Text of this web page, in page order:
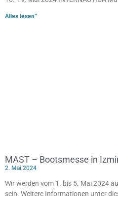
Alles lesen“
MAST – Bootsmesse in
2. Mai 2024
Wir werden vom 1. bis 5. Mai 2024
sein. Weitere Informationen unter